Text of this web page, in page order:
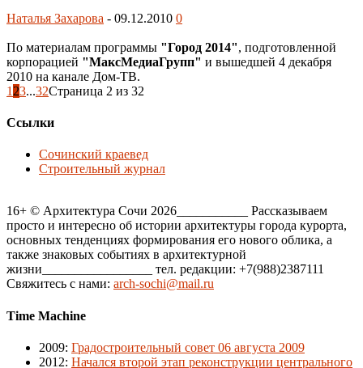
Наталья Захарова - 09.12.2010 0
По материалам программы "Город 2014", подготовленной
корпорацией "МаксМедиаГрупп" и вышедшей 4 декабря
2010 на канале Дом-ТВ.
1 23...32Страница 2 из 32
Ссылки
Сочинский краевед
Строительный журнал
16+ © Архитектура Сочи 2026___________ Рассказываем
просто и интересно об истории архитектуры города курорта,
основных тенденциях формирования его нового облика, а
также знаковых событиях в архитектурной
жизни_________________ тел. редакции: +7(988)2387111
Свяжитесь с нами: arch-sochi@mail.ru
Time Machine
2009: Градостроительный совет 06 августа 2009
2012: Начался второй этап реконструкции центрального